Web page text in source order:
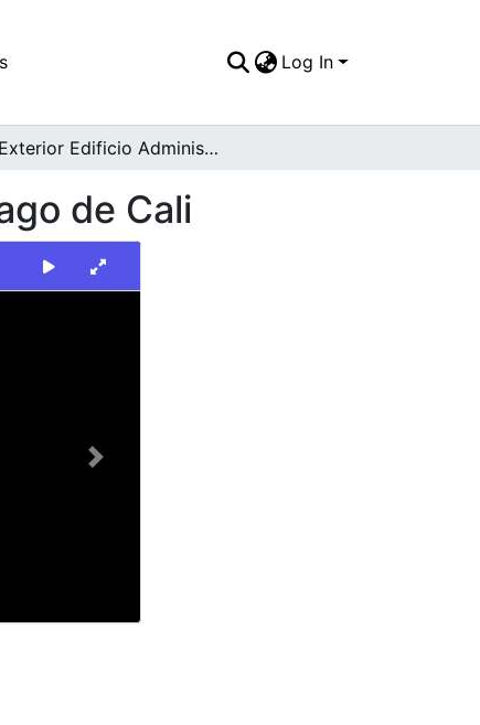
Log In
Exterior Edificio Administrativo Universidad Santiago de Cali
de Cali
Next